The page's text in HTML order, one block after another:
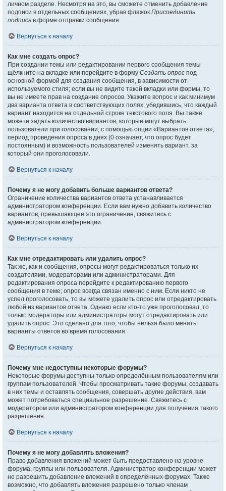
личном разделе. Несмотря на это, вы сможете отменить добавление
подписи в отдельных сообщениях, убрав флажок Присоединить
подпись в форме отправки сообщения.
Вернуться к началу
Как мне создать опрос?
При создании темы или редактировании первого сообщения темы
щёлкните на вкладке или перейдите в форму Создать опрос под
основной формой для создания сообщения, в зависимости от
используемого стиля; если вы не видите такой вкладки или формы, то
вы не имеете прав на создание опросов. Укажите вопрос и как минимум
два варианта ответа в соответствующих полях, убедившись, что каждый
вариант находится на отдельной строке текстового поля. Вы также
можете задать количество вариантов, которые могут выбрать
пользователи при голосовании, с помощью опции «Вариантов ответа»,
период проведения опроса в днях (0 означает, что опрос будет
постоянным) и возможность пользователей изменять вариант, за
который они проголосовали.
Вернуться к началу
Почему я не могу добавить больше вариантов ответа?
Ограничение количества вариантов ответа устанавливается
администратором конференции. Если вам нужно добавить количество
вариантов, превышающее это ограничение, свяжитесь с
администратором конференции.
Вернуться к началу
Как мне отредактировать или удалить опрос?
Так же, как и сообщения, опросы могут редактироваться только их
создателями, модераторами или администраторами. Для
редактирования опроса перейдите к редактированию первого
сообщения в теме; опрос всегда связан именно с ним. Если никто не
успел проголосовать, то вы можете удалить опрос или отредактировать
любой из вариантов ответа. Однако если кто-то уже проголосовал, то
только модераторы или администраторы могут отредактировать или
удалить опрос. Это сделано для того, чтобы нельзя было менять
варианты ответов во время голосования.
Вернуться к началу
Почему мне недоступны некоторые форумы?
Некоторые форумы доступны только определённым пользователям или
группам пользователей. Чтобы просматривать такие форумы, создавать
в них темы и оставлять сообщения, совершать другие действия, вам
может потребоваться специальное разрешение. Свяжитесь с
модератором или администратором конференции для получения такого
разрешения.
Вернуться к началу
Почему я не могу добавлять вложения?
Право добавления вложений может быть предоставлено на уровне
форума, группы или пользователя. Администратор конференции может
не разрешить добавление вложений в определённых форумах. Также
возможно, что добавлять вложения разрешено только членам